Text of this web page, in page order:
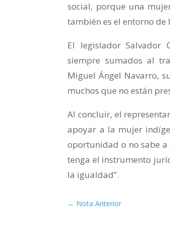
social, porque una
también es el entorno de
El legislador Salvador
siempre sumados al
Miguel Ángel Navarro,
muchos que no están
Al concluir, el
apoyar a la mujer
oportunidad o no sabe
tenga el instrumento
la igualdad”.
← Nota Anterior